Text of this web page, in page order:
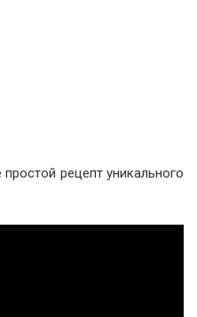
рецепт уникального